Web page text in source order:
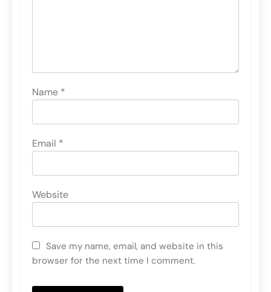
Name *
Email *
Website
Save my name, email, and website in this
browser for the next time I comment.